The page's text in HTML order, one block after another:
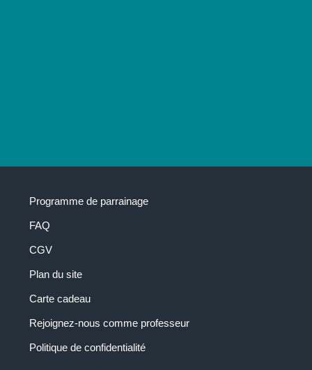
Programme de parrainage
FAQ
CGV
Plan du site
Carte cadeau
Rejoignez-nous comme professeur
Politique de confidentialité